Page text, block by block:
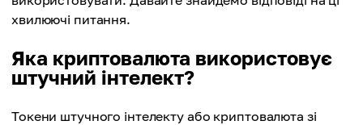
хвилюючі питання.
Яка криптовалюта використовує
штучний інтелект?
Токени штучного інтелекту або криптовалюта зі